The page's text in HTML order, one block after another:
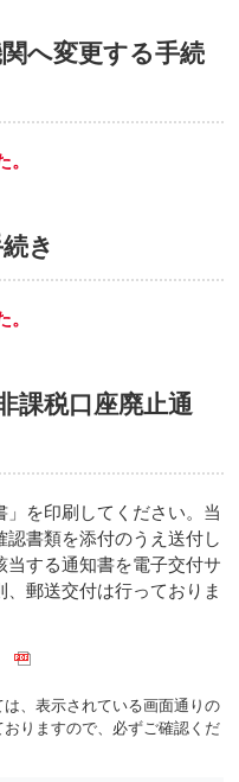
へ変更する手続
き
課税口座廃止通
を印刷してください。当
書類を添付のうえ送付し
する通知書を電子交付サ
郵送交付は行っておりま
、表示されている画面通りの
りますので、必ずご確認くだ